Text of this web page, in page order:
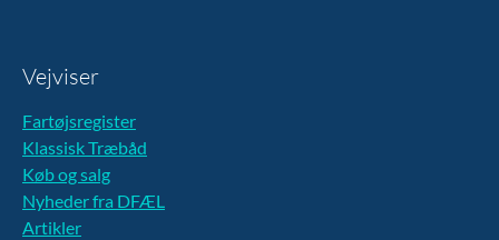
Vejviser
Fartøjsregister
Klassisk Træbåd
Køb og salg
Nyheder fra DFÆL
Artikler